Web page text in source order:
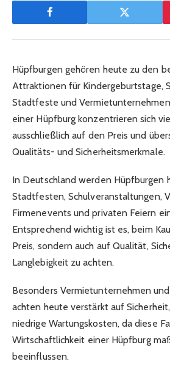
Hüpfburgen gehören heute zu den
Attraktionen für Kindergeburtstage,
Stadtfeste und
einer Hüpfburg konzentrieren sich
ausschließlich auf den Preis und
Qualitäts- und Sicherheitsmerkmale.
In Deutschland werden Hüpfburgen
Stadtfesten, Schulveranstaltungen,
Firmenevents und privaten Feiern
Entsprechend wichtig ist es, beim
Preis, sondern auch auf Qualität,
Langlebigkeit zu achten.
Besonders Vermietunternehmen
achten heute verstärkt auf
niedrige Wartungskosten, da diese
Wirtschaftlichkeit einer Hüpfburg
beeinflussen.